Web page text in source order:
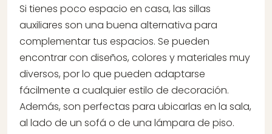
Si tienes poco espacio en casa, las sillas
auxiliares son una buena alternativa para
complementar tus espacios. Se pueden
encontrar con diseños, colores y materiales muy
diversos, por lo que pueden adaptarse
fácilmente a cualquier estilo de decoración.
Además, son perfectas para ubicarlas en la sala,
al lado de un sofá o de una lámpara de piso.